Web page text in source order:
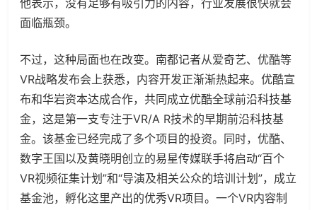
他表示，没有足够有吸引力的内容，行业发展很快就会
面临瓶颈。
不过，这种局面也在改变。南都记者从爱奇艺、优酷等
VR战略发布会上获悉，内容开发正渐渐热起来。优酷宣
布和华岩资本达成合作，共同成立优酷全球前沿科技基
金，这是第一支专注于VR/A R技术的早期前沿科技基
金。该基金已经完成了多个项目的投资。同时，优酷、
数字王国以及黄晓明创立的易星传媒联手将启动“百个
VR视频征集计划”和“导演及相关公众的培训计划”，成立
基金池，孵化这里产出的优秀VR项目。一个VR内容制